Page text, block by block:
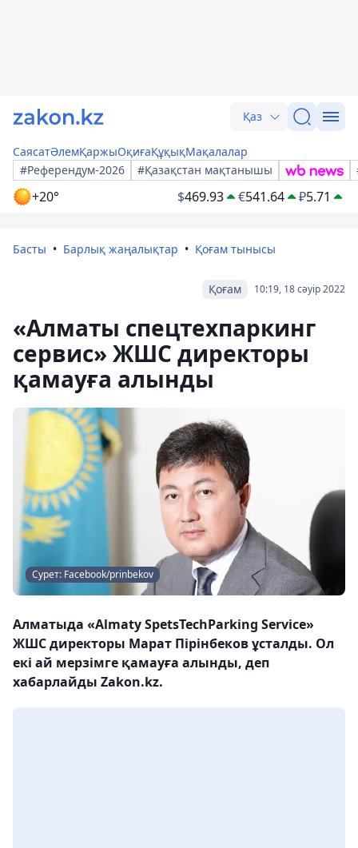
Қаз
СаясатӘлемҚаржыОқиғаҚұқықМақалалар
#Референдум-2026
#Қазақстан мақтанышы
+20° $469.93 €541.64 ₽5.71
Басты Барлық жаңалықтар Қоғам тынысы
10:19, 18 сәуір 2022
Қоғам
«Алматы спецтехпаркинг
сервис» ЖШС директоры
қамауға алынды
Сурет: Facebook/prinbekov
Алматыда «Almaty SpetsTechParking Service»
ЖШС директоры Марат Пірінбеков ұсталды. Ол
екі ай мерзімге қамауға алынды, деп
хабарлайды Zakon.kz.